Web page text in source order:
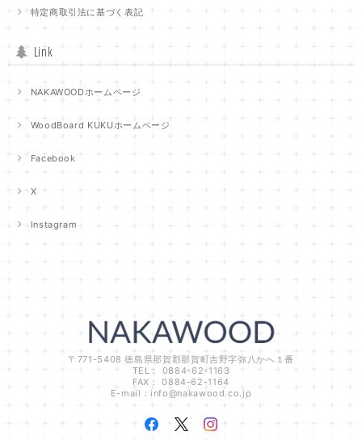
特定商取引法に基づく表記
Link
NAKAWOODホームページ
WoodBoard KUKUホームページ
Facebook
X
Instagram
〒771-5408 徳島県那賀郡那賀町吉野字弥八かへ１番
TEL： 0884-62-1163
FAX： 0884-62-1164
E-mail： info@nakawood.co.jp